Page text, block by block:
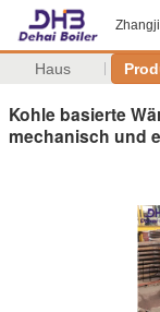
Haus
Kohle basierte
mechanisch und